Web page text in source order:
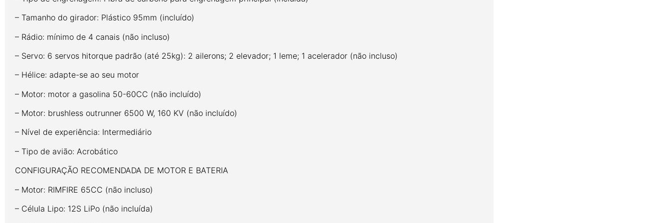
– Tamanho do girador: Plástico 95mm (incluído)
– Rádio: mínimo de 4 canais (não incluso)
– Servo: 6 servos hitorque padrão (até 25kg): 2 ailerons; 2 elevador; 1 leme; 1 acelerador (não incluso)
– Hélice: adapte-se ao seu motor
– Motor: motor a gasolina 50-60CC (não incluído)
– Motor: brushless outrunner 6500 W, 160 KV (não incluído)
– Nível de experiência: Intermediário
– Tipo de avião: Acrobático
CONFIGURAÇÃO RECOMENDADA DE MOTOR E BATERIA
– Motor: RIMFIRE 65CC (não incluso)
– Célula Lipo: 12S LiPo (não incluída)